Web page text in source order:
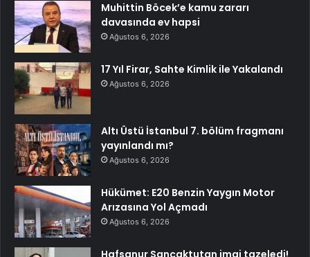
Muhittin Böcek’e kamu zararı
davasında ev hapsi
Ağustos 6, 2026
17 Yıl Firar, Sahte Kimlik ile Yakalandı
Ağustos 6, 2026
Altı Üstü İstanbul 7. bölüm fragmanı
yayınlandı mı?
Ağustos 6, 2026
Hükümet: E20 Benzin Yaygın Motor
Arızasına Yol Açmadı
Ağustos 6, 2026